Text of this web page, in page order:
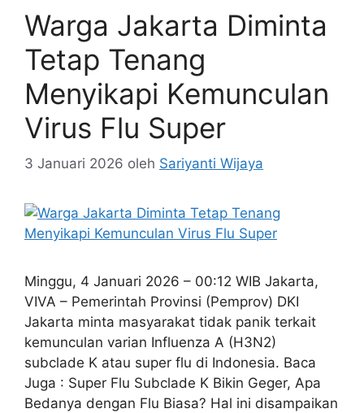
Warga Jakarta Diminta
Tetap Tenang
Menyikapi Kemunculan
Virus Flu Super
3 Januari 2026 oleh Sariyanti Wijaya
Minggu, 4 Januari 2026 – 00:12 WIB Jakarta,
VIVA – Pemerintah Provinsi (Pemprov) DKI
Jakarta minta masyarakat tidak panik terkait
kemunculan varian Influenza A (H3N2)
subclade K atau super flu di Indonesia. Baca
Juga : Super Flu Subclade K Bikin Geger, Apa
Bedanya dengan Flu Biasa? Hal ini disampaikan